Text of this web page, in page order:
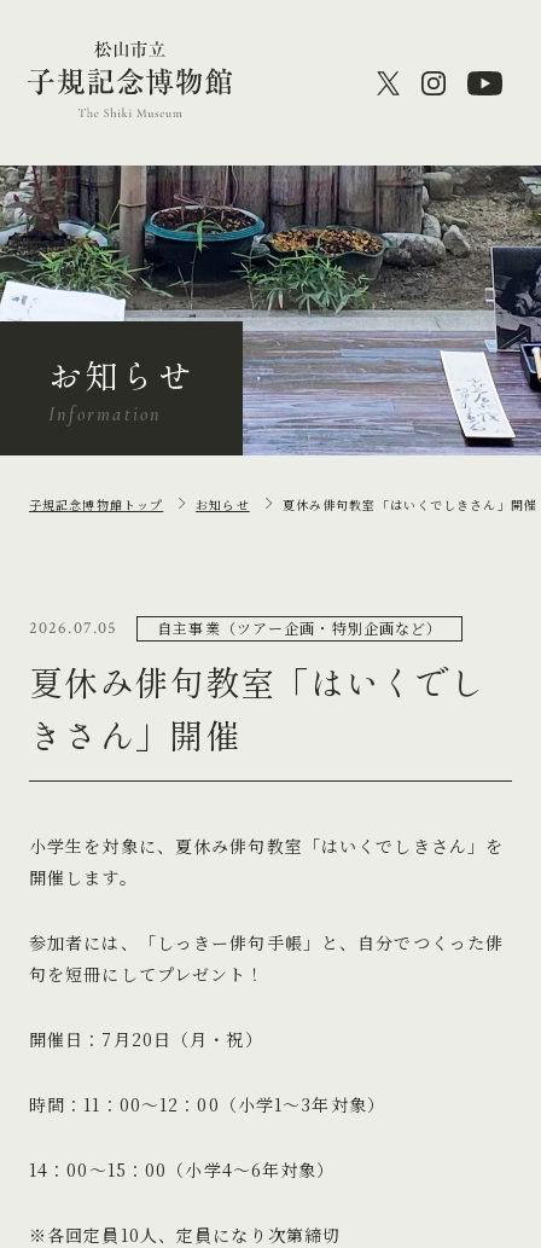
お知らせ
Information
子規記念博物館トップ お知らせ 夏休み俳句教室「はいくでしきさん」開催
2026.07.05 自主事業（ツアー企画・特別企画など）
夏休み俳句教室「はいくでし
きさん」開催
小学生を対象に、夏休み俳句教室「はいくでしきさん」を
開催します。
参加者には、「しっきー俳句手帳」と、自分でつくった俳
句を短冊にしてプレゼント！
開催日：7月20日（月・祝）
時間：11：00～12：00（小学1～3年対象）
14：00～15：00（小学4～6年対象）
※各回定員10人、定員になり次第締切